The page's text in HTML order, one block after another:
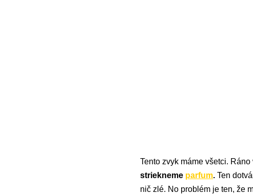
Tento zvyk máme všetci.
striekneme parfum. Ten
nič zlé. No problém je ten, že